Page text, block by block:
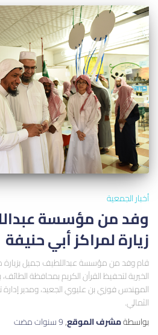
أخبار الجمعية
وفد من مؤسسة
زيارة لمراكز أبي حنيفة
قام وفد من مؤسسة عبداللطيف جميل بزيارة
الخيرية لتحفيظ القرآن الكريم بمحافظة
المهندس فوزي بن عليوي الجعيد، ومدير إدارة
الثمالي.
بواسطةمشرف الموقع,9 سنوات مضت